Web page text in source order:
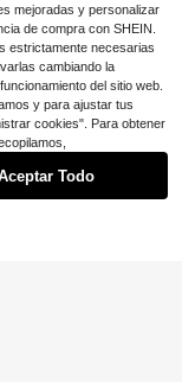
A LA BOLSA
mejoradas y personalizar
de compra con SHEIN.
estrictamente necesarias
cambiando la
del sitio web.
y para ajustar tus
cookies". Para obtener
Todo